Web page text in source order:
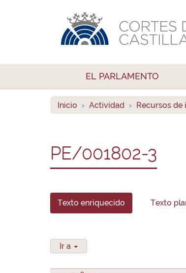
EL PARLAMENTO
Inicio Actividad Recursos
PE/001802-3
Texto enriquecido Texto
Ir a